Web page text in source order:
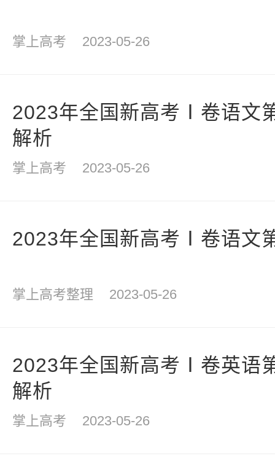
掌上高考 2023-05-26
2023年全国新高考Ⅰ卷语文
解析
掌上高考 2023-05-26
2023年全国新高考Ⅰ卷语文
掌上高考整理 2023-05-26
2023年全国新高考Ⅰ卷英语
解析
掌上高考 2023-05-26